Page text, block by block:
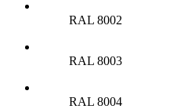
RAL 8002
RAL 8003
RAL 8004